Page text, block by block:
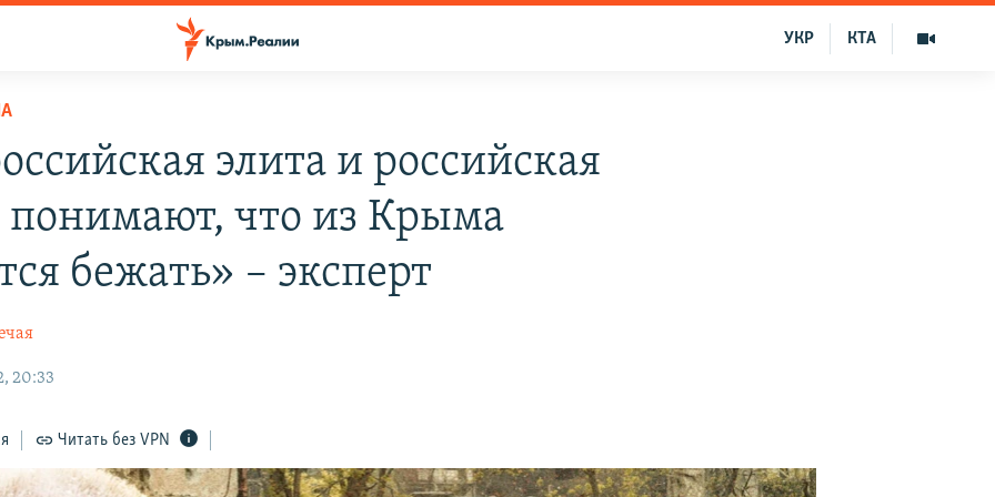
КТА
УКР
элита и российская
понимают, что из Крыма
бежать» – эксперт
20:33
Читать без VPN